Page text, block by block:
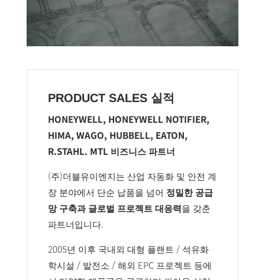
PRODUCT SALES 실적
HONEYWELL, HONEYWELL NOTIFIER,
HIMA, WAGO, HUBBELL, EATON,
R.STAHL. MTL 비즈니스 파트너
(주)더블유이엔지는 산업 자동화 및 안전 계
장 분야에서 단순 납품을 넘어 정밀한 공급
망 구축과 글로벌 프로젝트 대응력을 갖춘
파트너입니다.
2005년 이후 국내외 대형 플랜트 / 석유화
학시설 / 발전소 / 해외 EPC 프로젝트 등에